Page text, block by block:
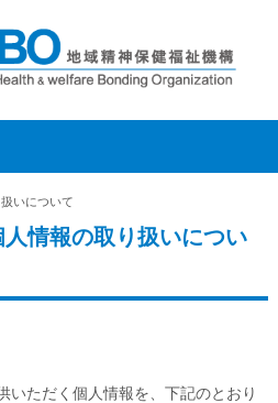
いについて
情報の取り扱いについ
いただく個人情報を、下記のとおり